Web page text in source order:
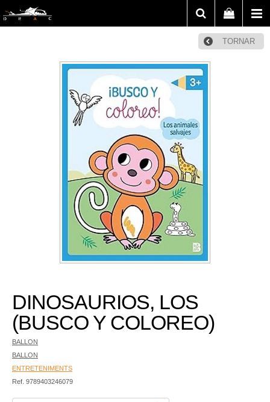
TORNAR
DINOSAURIOS, LOS
(BUSCO Y COLOREO)
BALLON
BALLON
ENTRETENIMENTS
Ref. 9789403246079